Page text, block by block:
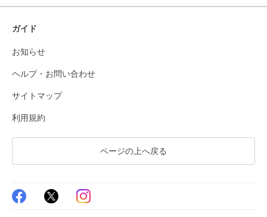
ガイド
お知らせ
ヘルプ・お問い合わせ
サイトマップ
利用規約
ページの上へ戻る